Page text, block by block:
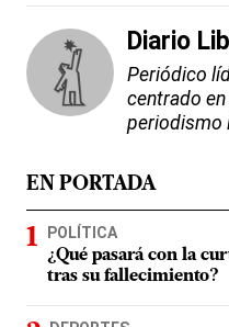
Diario
Periódico
centrado
periodismo
EN PORTADA
POLÍTICA
¿Qué pasará con la
tras su fallecimiento?